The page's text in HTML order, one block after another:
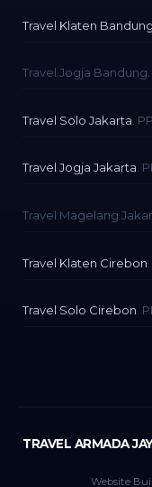
Travel Klaten Bandung
Travel Jogja Bandung.
Travel Solo Jakarta . PP
Travel Jogja Jakarta.
Travel Magelang
Travel Klaten Cirebon
Travel Solo Cirebon .
TRAVEL ARMADA
Website